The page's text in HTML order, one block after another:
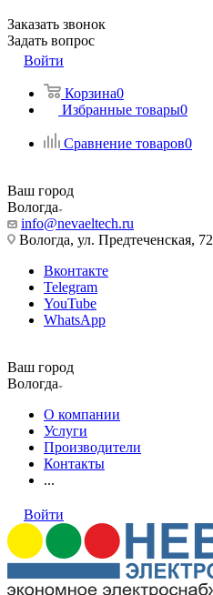
Заказать звонок
Задать вопрос
Войти
Корзина0
Избранные товары0
Сравнение товаров0
Ваш город
Вологда
info@nevaeltech.ru
Вологда, ул. Предтеченская, 72
Вконтакте
Telegram
YouTube
WhatsApp
Ваш город
Вологда
О компании
Услуги
Производители
Контакты
...
Войти